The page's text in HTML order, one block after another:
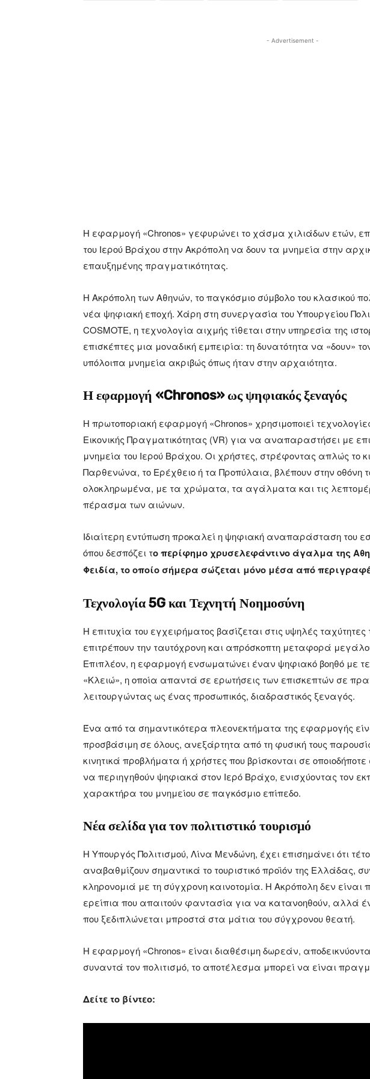
- Advertisement -
Η εφαρμογή «Chronos» γεφυρώνει το χάσμα χιλιάδων ετών,
του Ιερού Βράχου στην Ακρόπολη να δουν τα μνημεία στην
επαυξημένης πραγματικότητας.
Η Ακρόπολη των Αθηνών, το παγκόσμιο σύμβολο του κλασικού
νέα ψηφιακή εποχή. Χάρη στη συνεργασία του Υπουργείου
COSMOTE, η τεχνολογία αιχμής τίθεται στην υπηρεσία της
επισκέπτες μια μοναδική εμπειρία: τη δυνατότητα να «δουν»
υπόλοιπα μνημεία ακριβώς όπως ήταν στην αρχαιότητα.
Η εφαρμογή «Chronos» ως ψηφιακός ξεναγός
Η πρωτοποριακή εφαρμογή «Chronos» χρησιμοποιεί
Εικονικής Πραγματικότητας (VR) για να αναπαραστήσει με
μνημεία του Ιερού Βράχου. Οι χρήστες, στρέφοντας απλώς το
Παρθενώνα, το Ερέχθειο ή τα Προπύλαια, βλέπουν στην οθόνη
ολοκληρωμένα, με τα χρώματα, τα αγάλματα και τις
πέρασμα των αιώνων.
Ιδιαίτερη εντύπωση προκαλεί η ψηφιακή αναπαράσταση του
όπου δεσπόζει το περίφημο χρυσελεφάντινο άγαλμα της
Φειδία, το οποίο σήμερα σώζεται μόνο μέσα από
Τεχνολογία 5G και Τεχνητή Νοημοσύνη
Η επιτυχία του εγχειρήματος βασίζεται στις υψηλές ταχύτητες
επιτρέπουν την ταυτόχρονη και απρόσκοπτη μεταφορά
Επιπλέον, η εφαρμογή ενσωματώνει έναν ψηφιακό βοηθό με
«Κλειώ», η οποία απαντά σε ερωτήσεις των επισκεπτών σε
λειτουργώντας ως ένας προσωπικός, διαδραστικός ξεναγός.
Ένα από τα σημαντικότερα πλεονεκτήματα της εφαρμογής
προσβάσιμη σε όλους, ανεξάρτητα από τη φυσική τους
κινητικά προβλήματα ή χρήστες που βρίσκονται σε
να περιηγηθούν ψηφιακά στον Ιερό Βράχο, ενισχύοντας τον
χαρακτήρα του μνημείου σε παγκόσμιο επίπεδο.
Νέα σελίδα για τον πολιτιστικό τουρισμό
Η Υπουργός Πολιτισμού, Λίνα Μενδώνη, έχει επισημάνει ότι
αναβαθμίζουν σημαντικά το τουριστικό προϊόν της Ελλάδας,
κληρονομιά με τη σύγχρονη καινοτομία. Η Ακρόπολη δεν
ερείπια που απαιτούν φαντασία για να κατανοηθούν, αλλά
που ξεδιπλώνεται μπροστά στα μάτια του σύγχρονου θεατή.
Η εφαρμογή «Chronos» είναι διαθέσιμη δωρεάν,
συναντά τον πολιτισμό, το αποτέλεσμα μπορεί να είναι
Δείτε το βίντεο: